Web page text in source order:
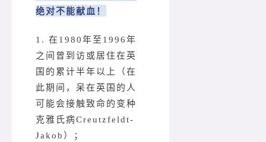
绝对不能献血！
1. 在1980年至1996年
之间曾到访或居住在英
国的累计半年以上（在
此期间，呆在英国的人
可能会接触致命的变种
克雅氏病Creutzfeldt-
Jakob）；